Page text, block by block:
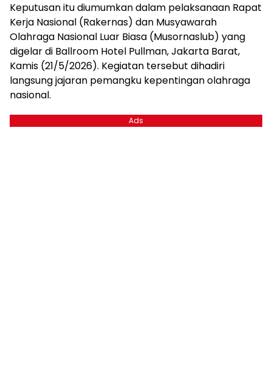
Keputusan itu diumumkan dalam pelaksanaan Rapat
Kerja Nasional (Rakernas) dan Musyawarah
Olahraga Nasional Luar Biasa (Musornaslub) yang
digelar di Ballroom Hotel Pullman, Jakarta Barat,
Kamis (21/5/2026). Kegiatan tersebut dihadiri
langsung jajaran pemangku kepentingan olahraga
nasional.
Ads